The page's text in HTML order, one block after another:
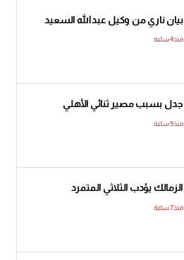
بيان ناري من وكيل عبدالله السعيد
منذ4 ساعة
جدل بسبب مصير ثنائي الأهلي
منذ9 ساعة
الزمالك يؤدب الثلاثي المتمرد
منذ7 ساعة